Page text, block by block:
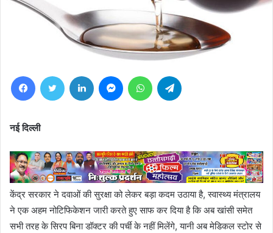
FacebookTwitter LinkedIn MessengerWhatsApp
नई दिल्ली
केंद्र सरकार ने दवाओं की सुरक्षा को लेकर बड़ा कदम उठाया है, स्वास्थ्य मंत्रालय
ने एक अहम नोटिफिकेशन जारी करते हुए साफ कर दिया है कि अब खांसी समेत
सभी तरह के सिरप बिना डॉक्टर की पर्ची के नहीं मिलेंगे, यानी अब मेडिकल स्टोर से